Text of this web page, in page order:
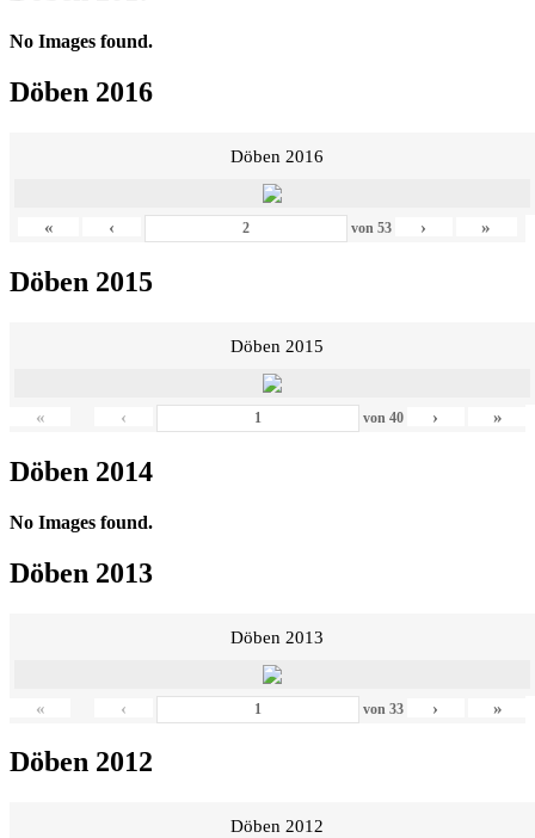
No Images found.
Döben 2016
Döben 2016
« ‹ von 53 › »
Döben 2015
Döben 2015
« ‹ von 40 › »
Döben 2014
No Images found.
Döben 2013
Döben 2013
« ‹ von 33 › »
Döben 2012
Döben 2012